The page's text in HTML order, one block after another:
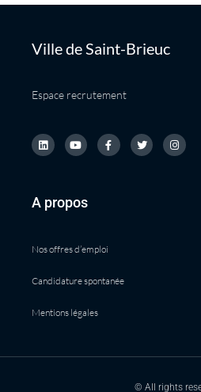
Ville de Saint-Brieuc
Espace recrutement
A propos
Nos offres d’emploi
Candidature spontanée
Mentions légales
© All rights